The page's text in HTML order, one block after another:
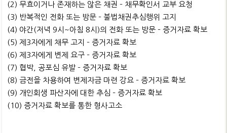
(2) 무효이거나 존재하는 않은 채권 – 채무확인서 교부 요청
(3) 반복적인 전화 또는 방문 – 불법채권추심행위 고지
(4) 야간(저녁 9시~아침 8시)의 전화 또는 방문 – 증거자료 확보
(5) 제3자에게 채무 고지 – 증거자료 확보
(6) 제3자에게 변제 요구 – 증거자료 확보
(7) 협박, 공포심 유발 – 증거자료 확보
(8) 금전을 차용하여 변제자금 마련 강요 – 증거자료 확보
(9) 개인회생 파산자에 대한 추심 – 증거자료 확보
(10) 증거자료 확보를 통한 형사고소